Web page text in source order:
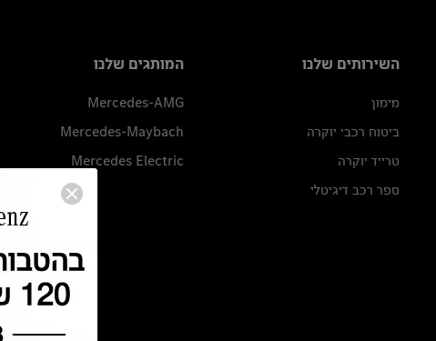
השירותים שלנו
מימון
ביטוח רכבי יוקרה
טרייד יוקרה
ספר רכב דיגיטלי
המותגים שלנו
Mercedes-AMG
Mercedes-Maybach
Mercedes Electric